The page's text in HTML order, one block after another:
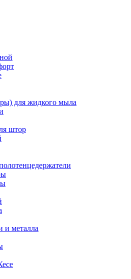
для жидкого мыла
штор
и металла